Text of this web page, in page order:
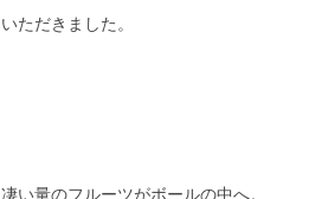
いただきました。
凄い量のフルーツがボールの中へ。